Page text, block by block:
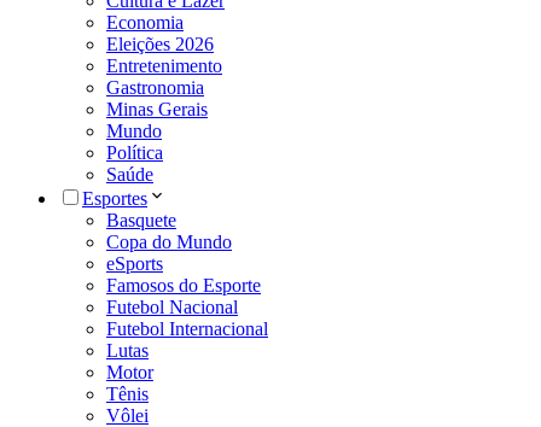
Economia
Eleições 2026
Entretenimento
Gastronomia
Minas Gerais
Mundo
Política
Saúde
Esportes
Basquete
Copa do Mundo
eSports
Famosos do Esporte
Futebol Nacional
Futebol Internacional
Lutas
Motor
Tênis
Vôlei